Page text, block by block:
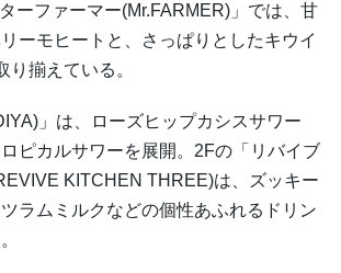
ーファーマー(Mr.FARMER)」では、甘
ーモヒートと、さっぱりとしたキウイ
り揃えている。
」は、ローズヒップカシスサワー
ピカルサワーを展開。2Fの「リバイブ
KITCHEN THREE)は、ズッキー
ラムミルクなどの個性あふれるドリン